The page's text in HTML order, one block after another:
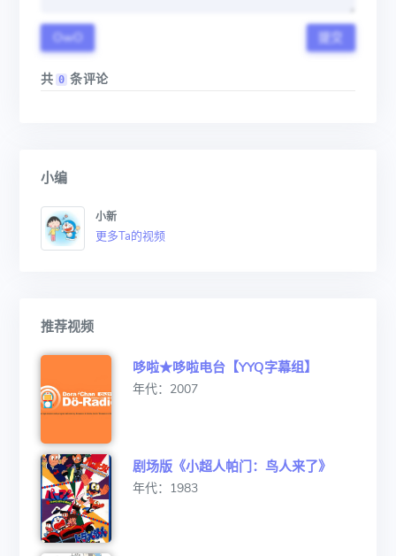
OwO 提交
共 0 条评论
小编
小新
更多Ta的视频
推荐视频
哆啦★哆啦电台【YYQ字幕组】
年代：2007
剧场版《小超人帕门：鸟人来了》
年代：1983